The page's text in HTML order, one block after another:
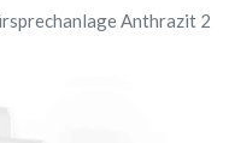
Anthrazit 2